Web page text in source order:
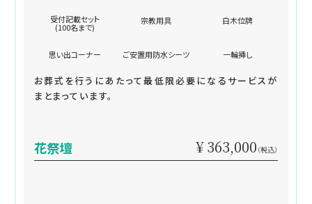
受付記載セット
(100名まで)
宗教用具 白木位牌
思い出コーナー ご安置用防水シーツ 一輪挿し
お葬式を行うにあたって最低限必要になるサービスが
まとまっています。
花祭壇 ¥ 363,000 （税込）